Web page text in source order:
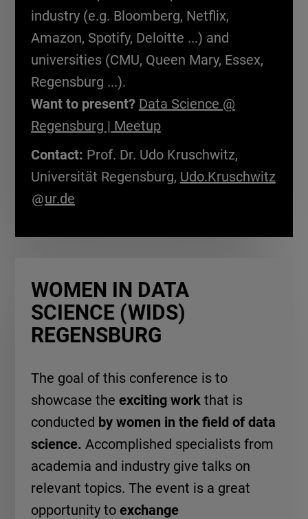
industry (e.g. Bloomberg, Netflix,
Amazon, Spotify, Deloitte ...) and
universities (CMU, Queen Mary, Essex,
Regensburg ...).
Want to present? Data Science @
Regensburg | Meetup
Contact: Prof. Dr. Udo Kruschwitz,
Universität Regensburg, Udo.Kruschwitz
ur.de
WOMEN IN DATA
SCIENCE (WIDS)
REGENSBURG
The goal of this conference is to
showcase the exciting workthat is
conducted by women in the field of data
science. Accomplished specialists from
academia and industry give talks on
relevant topics. The event is a great
opportunity to exchange